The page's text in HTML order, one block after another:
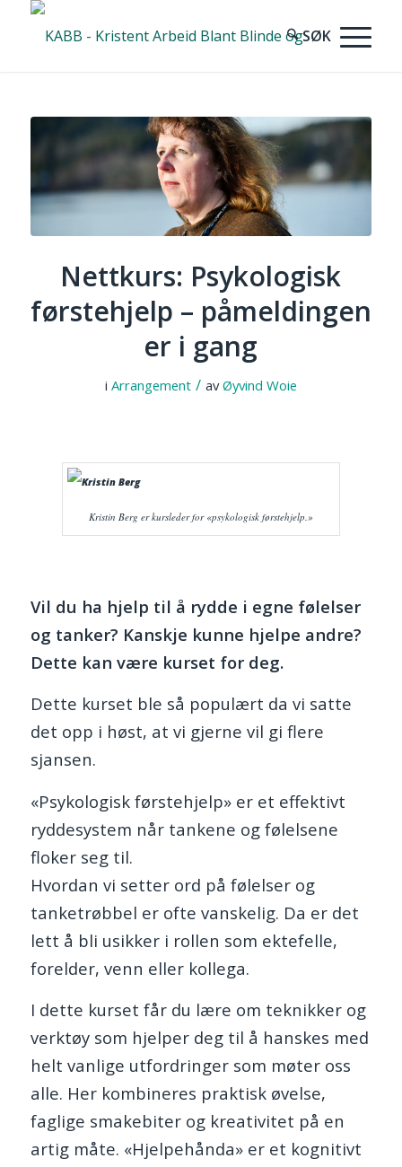
Nettkurs: Psykologisk
førstehjelp – påmeldingen
er i gang
i Arrangement / avØyvind Woie
Kristin Berg er kursleder for «psykologisk førstehjelp.»
Vil du ha hjelp til å rydde i egne følelser
og tanker? Kanskje kunne hjelpe andre?
Dette kan være kurset for deg.
Dette kurset ble så populært da vi satte
det opp i høst, at vi gjerne vil gi flere
sjansen.
«Psykologisk førstehjelp» er et effektivt
ryddesystem når tankene og følelsene
floker seg til.
Hvordan vi setter ord på følelser og
tanketrøbbel er ofte vanskelig. Da er det
lett å bli usikker i rollen som ektefelle,
forelder, venn eller kollega.
I dette kurset får du lære om teknikker og
verktøy som hjelper deg til å hanskes med
helt vanlige utfordringer som møter oss
alle. Her kombineres praktisk øvelse,
faglige smakebiter og kreativitet på en
artig måte. «Hjelpehånda» er et kognitivt